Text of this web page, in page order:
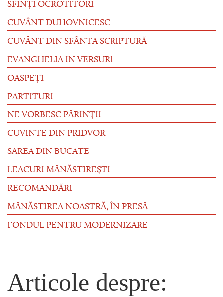
SFINȚI OCROTITORI
CUVÂNT DUHOVNICESC
CUVÂNT DIN SFÂNTA SCRIPTURĂ
EVANGHELIA IN VERSURI
OASPEȚI
PARTITURI
NE VORBESC PĂRINȚII
CUVINTE DIN PRIDVOR
SAREA DIN BUCATE
LEACURI MĂNĂSTIREȘTI
RECOMANDĂRI
MĂNĂSTIREA NOASTRĂ, ÎN PRESĂ
FONDUL PENTRU MODERNIZARE
Articole despre: